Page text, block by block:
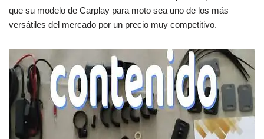
que su modelo de Carplay para moto sea uno de los más
versátiles del mercado por un precio muy competitivo.